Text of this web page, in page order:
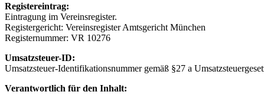
Registereintrag:
Eintragung im Vereinsregister.
Registergericht: Vereinsregister Amtsgericht München
Registernummer: VR 10276
Umsatzsteuer-ID:
Umsatzsteuer-Identifikationsnummer gemäß §27 a
Verantwortlich für den Inhalt: